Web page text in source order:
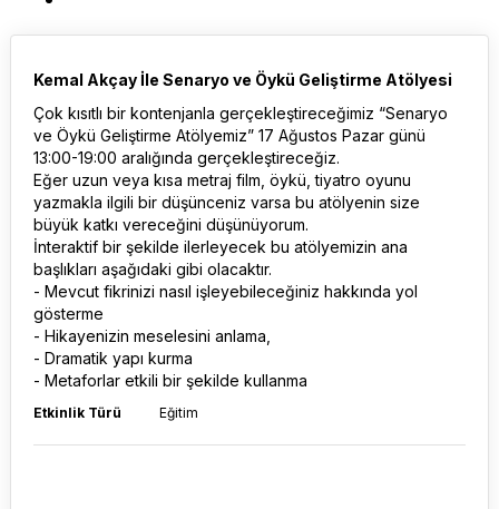
Kemal Akçay İle Senaryo ve Öykü Geliştirme Atölyesi
Çok kısıtlı bir kontenjanla gerçekleştireceğimiz “Senaryo
ve Öykü Geliştirme Atölyemiz” 17 Ağustos Pazar günü
13:00-19:00 aralığında gerçekleştireceğiz.
Eğer uzun veya kısa metraj film, öykü, tiyatro oyunu
yazmakla ilgili bir düşünceniz varsa bu atölyenin size
büyük katkı vereceğini düşünüyorum.
İnteraktif bir şekilde ilerleyecek bu atölyemizin ana
başlıkları aşağıdaki gibi olacaktır.
- Mevcut fikrinizi nasıl işleyebileceğiniz hakkında yol
gösterme
- Hikayenizin meselesini anlama,
- Dramatik yapı kurma
- Metaforlar etkili bir şekilde kullanma
Etkinlik Türü Eğitim